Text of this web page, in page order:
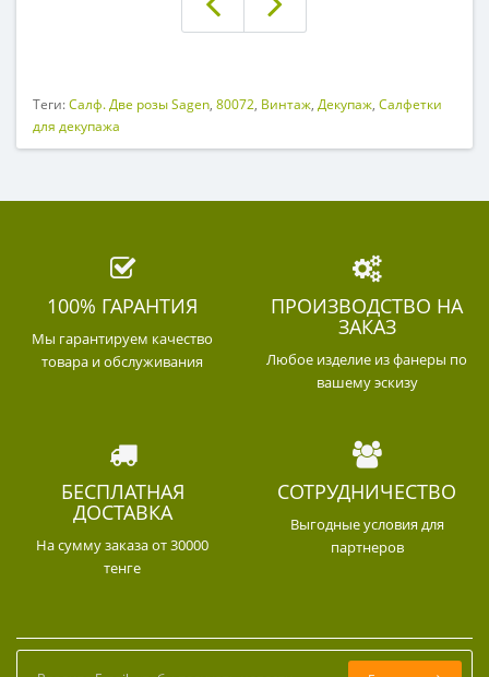
Теги:Салф. Две розы Sagen, 80072, Винтаж, Декупаж, Салфетки
для декупажа
100% ГАРАНТИЯ
Мы гарантируем качество
товара и обслуживания
ПРОИЗВОДСТВО НА
ЗАКАЗ
Любое изделие из фанеры по
вашему эскизу
БЕСПЛАТНАЯ
ДОСТАВКА
На сумму заказа от 30000
тенге
СОТРУДНИЧЕСТВО
Выгодные условия для
партнеров